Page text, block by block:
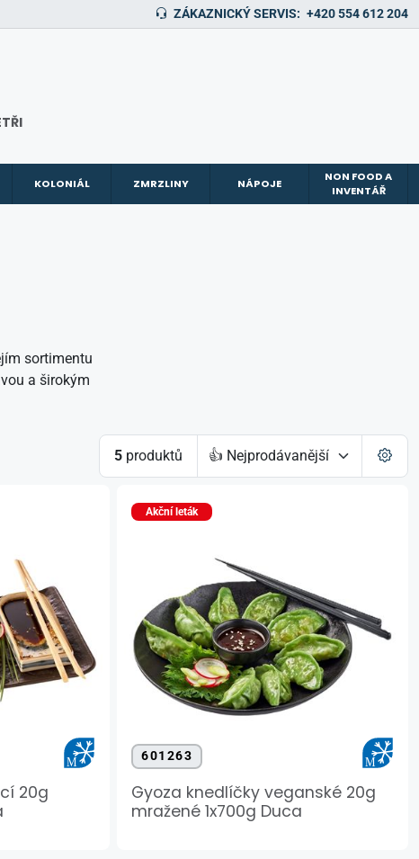
ZÁKAZNICKÝ SERVIS: +420 554 612 204
KOLONIÁL ZMRZLINY NÁPOJE
NON FOOD A
INVENTÁŘ
sortimentu
a širokým
5 produktů
20g
Akční leták
601263
Gyoza knedlíčky veganské 20g
mražené 1x700g Duca